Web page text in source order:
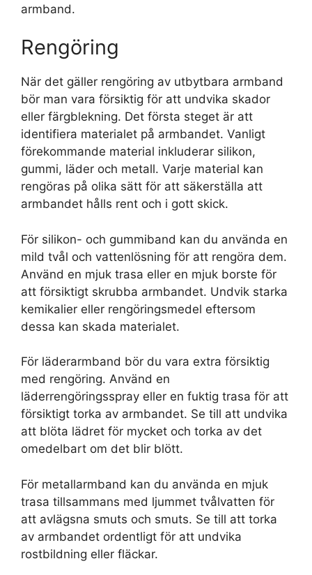
armband.
Rengöring
När det gäller rengöring av utbytbara armband
bör man vara försiktig för att undvika skador
eller färgblekning. Det första steget är att
identifiera materialet på armbandet. Vanligt
förekommande material inkluderar silikon,
gummi, läder och metall. Varje material kan
rengöras på olika sätt för att säkerställa att
armbandet hålls rent och i gott skick.
För silikon- och gummiband kan du använda en
mild tvål och vattenlösning för att rengöra dem.
Använd en mjuk trasa eller en mjuk borste för
att försiktigt skrubba armbandet. Undvik starka
kemikalier eller rengöringsmedel eftersom
dessa kan skada materialet.
För läderarmband bör du vara extra försiktig
med rengöring. Använd en
läderrengöringsspray eller en fuktig trasa för att
försiktigt torka av armbandet. Se till att undvika
att blöta lädret för mycket och torka av det
omedelbart om det blir blött.
För metallarmband kan du använda en mjuk
trasa tillsammans med ljummet tvålvatten för
att avlägsna smuts och smuts. Se till att torka
av armbandet ordentligt för att undvika
rostbildning eller fläckar.